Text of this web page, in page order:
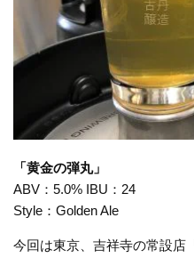
「黄金の弾丸」
ABV：5.0% IBU：24
Style：Golden Ale
今回は東京、吉祥寺の常設店